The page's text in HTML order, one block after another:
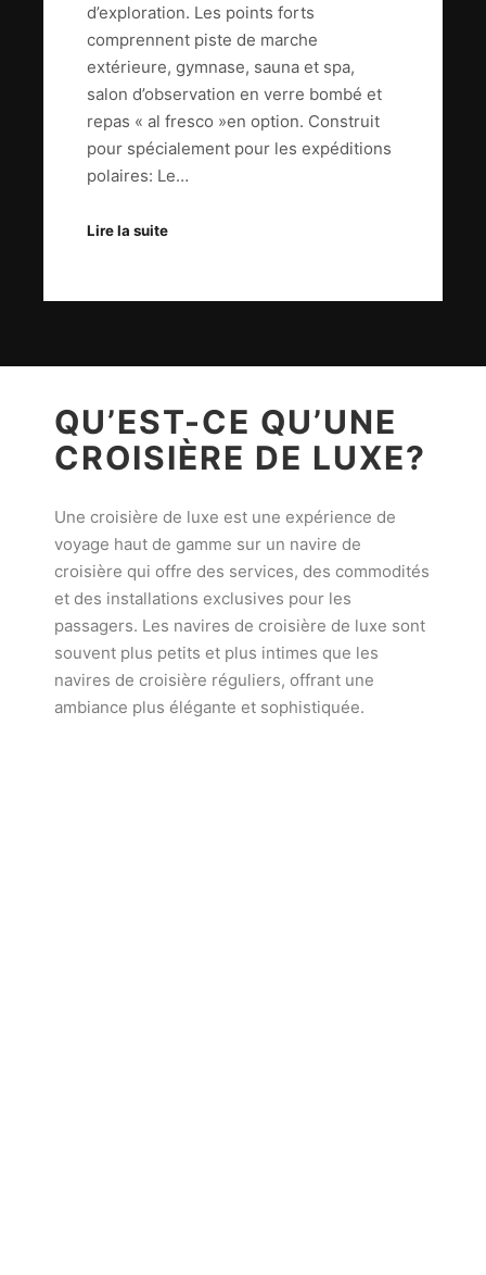
d’exploration. Les points forts
comprennent piste de marche
extérieure, gymnase, sauna et spa,
salon d’observation en verre bombé et
repas « al fresco »en option. Construit
pour spécialement pour les expéditions
polaires: Le…
Lire la suite
QU’EST-CE QU’UNE
CROISIÈRE DE LUXE?
Une croisière de luxe est une expérience de
voyage haut de gamme sur un navire de
croisière qui offre des services, des commodités
et des installations exclusives pour les
passagers. Les navires de croisière de luxe sont
souvent plus petits et plus intimes que les
navires de croisière réguliers, offrant une
ambiance plus élégante et sophistiquée.